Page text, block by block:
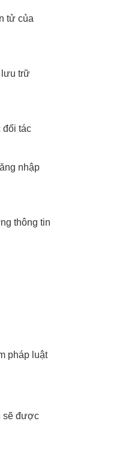
tử của
lưu trữ
đối tác
nhập
thông tin
pháp luật
sẽ được